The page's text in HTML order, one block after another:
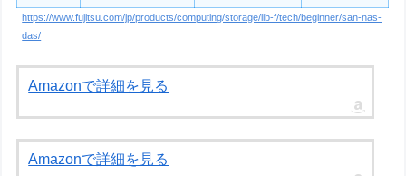
https://www.fujitsu.com/jp/products/computing/storage/lib-f/tech/beginner/san-nas-
das/
Amazonで詳細を見る
Amazonで詳細を見る